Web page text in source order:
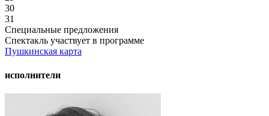
30
31
Специальные предложения
Спектакль участвует в программе
Пушкинская карта
исполнители